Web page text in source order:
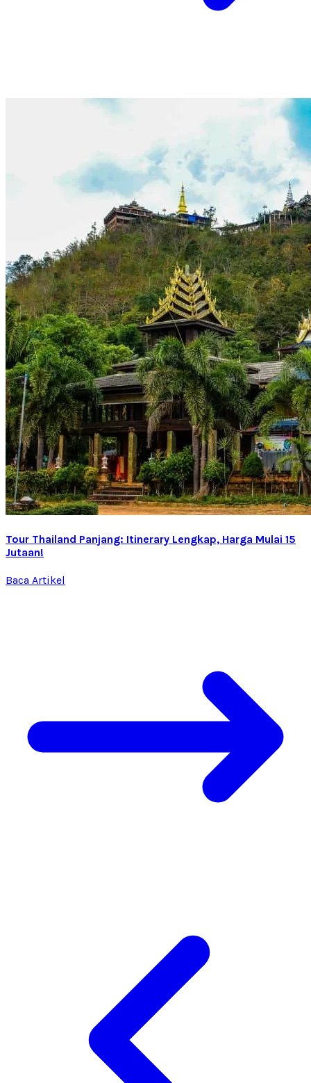
Tour Thailand Panjang: Itinerary Lengkap, Harga Mulai 15
Jutaan!
Baca Artikel